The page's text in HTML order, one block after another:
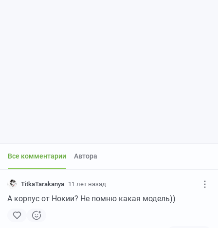
Все комментарии Автора
TitkaTarakanya 11 лет назад
А корпус от Нокии? Не помню какая модель))